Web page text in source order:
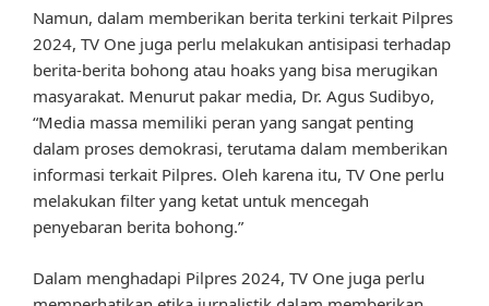
Namun, dalam memberikan berita terkini terkait Pilpres
2024, TV One juga perlu melakukan antisipasi terhadap
berita-berita bohong atau hoaks yang bisa merugikan
masyarakat. Menurut pakar media, Dr. Agus Sudibyo,
“Media massa memiliki peran yang sangat penting
dalam proses demokrasi, terutama dalam memberikan
informasi terkait Pilpres. Oleh karena itu, TV One perlu
melakukan filter yang ketat untuk mencegah
penyebaran berita bohong.”
Dalam menghadapi Pilpres 2024, TV One juga perlu